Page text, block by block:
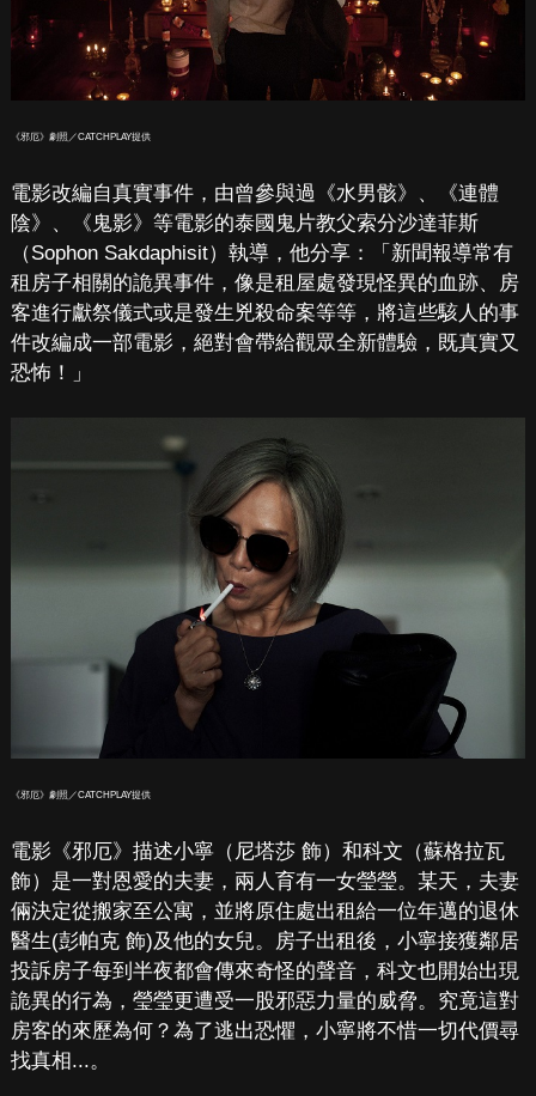
《邪厄》劇照／CATCHPLAY提供
電影改編自真實事件，由曾參與過《水男骸》、《連體
陰》、《鬼影》等電影的泰國鬼片教父索分沙達菲斯
（Sophon Sakdaphisit）執導，他分享：「新聞報導常有
租房子相關的詭異事件，像是租屋處發現怪異的血跡、房
客進行獻祭儀式或是發生兇殺命案等等，將這些駭人的事
件改編成一部電影，絕對會帶給觀眾全新體驗，既真實又
恐怖！」
《邪厄》劇照／CATCHPLAY提供
電影《邪厄》描述小寧（尼塔莎 飾）和科文（蘇格拉瓦
飾）是一對恩愛的夫妻，兩人育有一女瑩瑩。某天，夫妻
倆決定從搬家至公寓，並將原住處出租給一位年邁的退休
醫生(彭帕克 飾)及他的女兒。房子出租後，小寧接獲鄰居
投訴房子每到半夜都會傳來奇怪的聲音，科文也開始出現
詭異的行為，瑩瑩更遭受一股邪惡力量的威脅。究竟這對
房客的來歷為何？為了逃出恐懼，小寧將不惜一切代價尋
找真相...。